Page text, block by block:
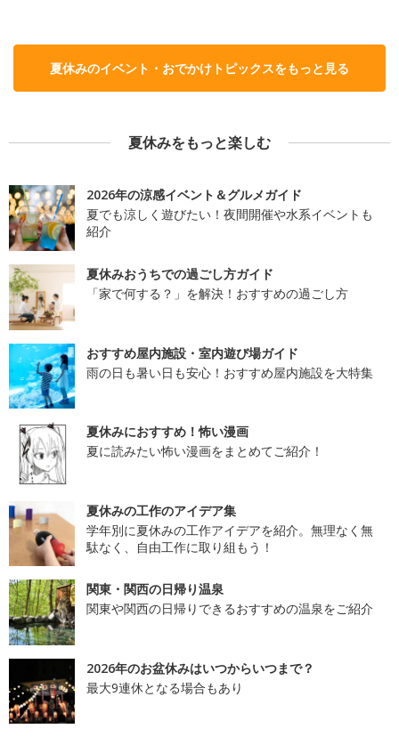
夏休みのイベント・おでかけトピックスをもっと見る
夏休みをもっと楽しむ
2026年の涼感イベント＆グルメガイド
夏でも涼しく遊びたい！夜間開催や水系イベントも
紹介
夏休みおうちでの過ごし方ガイド
「家で何する？」を解決！おすすめの過ごし方
おすすめ屋内施設・室内遊び場ガイド
雨の日も暑い日も安心！おすすめ屋内施設を大特集
夏休みにおすすめ！怖い漫画
夏に読みたい怖い漫画をまとめてご紹介！
夏休みの工作のアイデア集
学年別に夏休みの工作アイデアを紹介。無理なく無
駄なく、自由工作に取り組もう！
関東・関西の日帰り温泉
関東や関西の日帰りできるおすすめの温泉をご紹介
2026年のお盆休みはいつからいつまで？
最大9連休となる場合もあり